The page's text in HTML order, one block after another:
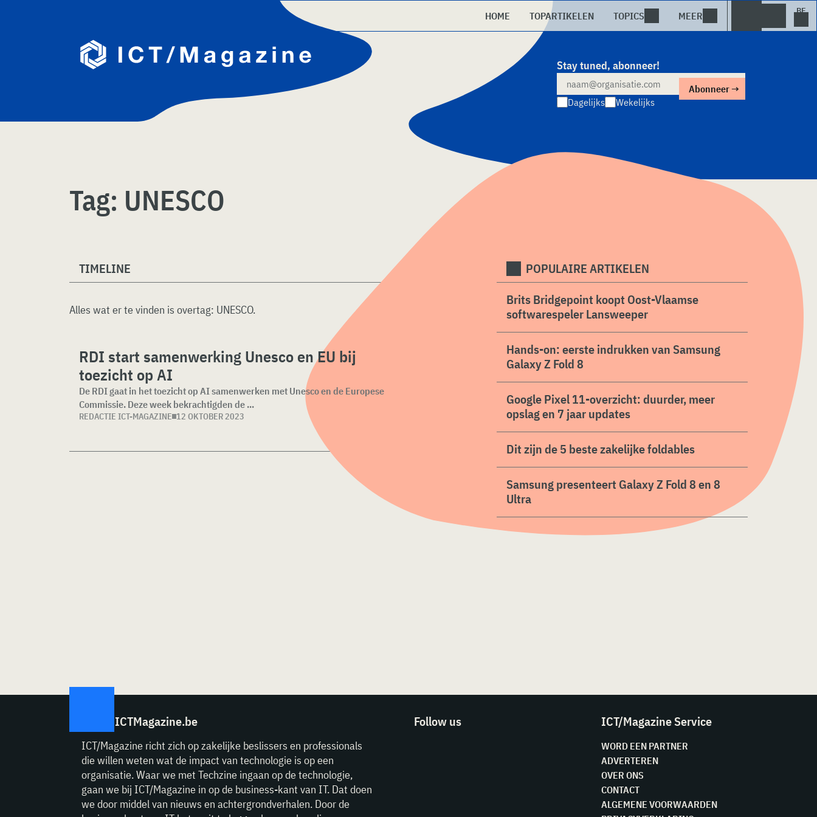
HOME TOPARTIKELEN TOPICS MEER
Stay tuned, abonneer!
Dagelijks Wekelijks
Tag: UNESCO
TIMELINE
Alles wat er te vinden is overtag: UNESCO.
RDI start samenwerking Unesco en EU bij
toezicht op AI
De RDI gaat in het toezicht op AI samenwerken met Unesco en de Europese
Commissie. Deze week bekrachtigden de ...
REDACTIE ICT-MAGAZINE 12 OKTOBER 2023
POPULAIRE ARTIKELEN
Brits Bridgepoint koopt Oost-Vlaamse
softwarespeler Lansweeper
Hands-on: eerste indrukken van Samsung
Galaxy Z Fold 8
Google Pixel 11-overzicht: duurder, meer
opslag en 7 jaar updates
Dit zijn de 5 beste zakelijke foldables
Samsung presenteert Galaxy Z Fold 8 en 8
Ultra
ICTMagazine.be
ICT/Magazine richt zich op zakelijke beslissers en professionals
die willen weten wat de impact van technologie is op een
organisatie. Waar we met Techzine ingaan op de technologie,
gaan we bij ICT/Magazine in op de business-kant van IT. Dat doen
we door middel van nieuws en achtergrondverhalen. Door de
Follow us ICT/Magazine Service
WORD EEN PARTNER
ADVERTEREN
OVER ONS
CONTACT
ALGEMENE VOORWAARDEN